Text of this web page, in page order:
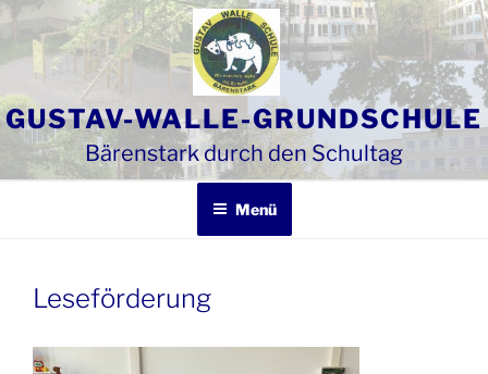
Zum
Inhalt
springen
GUSTAV-WALLE-GRUNDSCHULE
Bärenstark durch den Schultag
Menü
Leseförderung